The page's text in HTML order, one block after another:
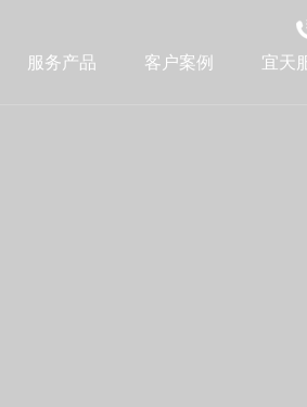
服务产品 客户案例 宜天